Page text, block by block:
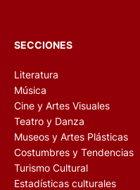
SECCIONES
Literatura
Música
Cine y Artes Visuales
Teatro y Danza
Museos y Artes Plásticas
Costumbres y Tendencias
Turismo Cultural
Estadísticas culturales